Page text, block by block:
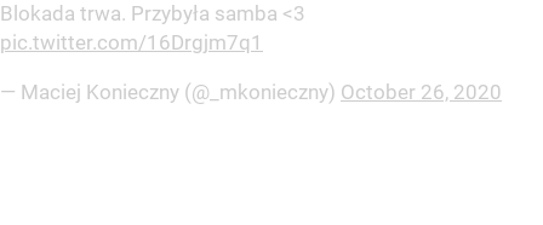
Blokada trwa. Przybyła samba <3
pic.twitter.com/16Drgjm7q1
— Maciej Konieczny (@_mkonieczny) October 26, 2020